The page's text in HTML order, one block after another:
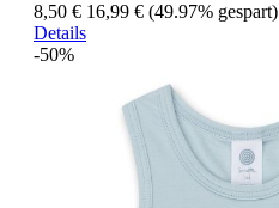
8,50 € 16,99 € (49.97% gespart)
Details
-50%